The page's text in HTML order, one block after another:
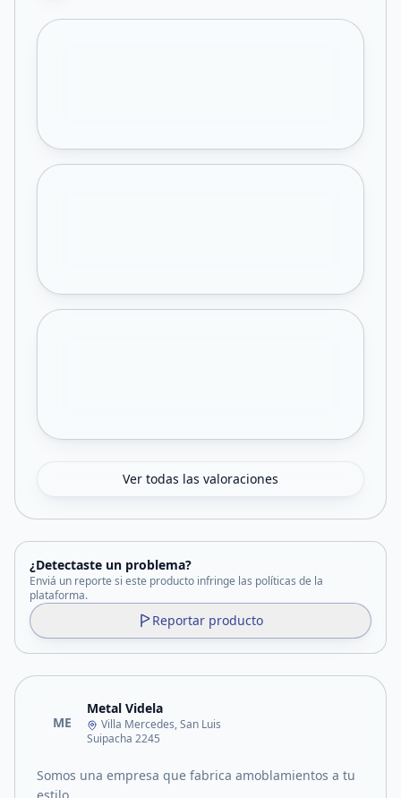
Ver todas las valoraciones
¿Detectaste un problema?
Enviá un reporte si este producto infringe las políticas de la
plataforma.
Reportar producto
ME
Metal Videla
Villa Mercedes, San Luis
Suipacha 2245
Somos una empresa que fabrica amoblamientos a tu